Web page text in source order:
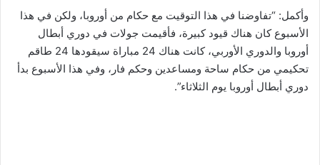
وأكمل: “تفاوضنا في هذا التوقيت مع حكام من أوروبا، ولكن في هذا
الأسبوع كان هناك قيود كبيرة، فأقيمت جولات في دوري أبطال
أوروبا والدوري الأوربي، كانت هناك 24 مباراة سيقودها 24 طاقم
تحكيمي من حكام ساحة ومساعدين وحكم فار، وفي هذا الأسبوع بدأ
دوري أبطال أوروبا يوم الثلاثاء”.